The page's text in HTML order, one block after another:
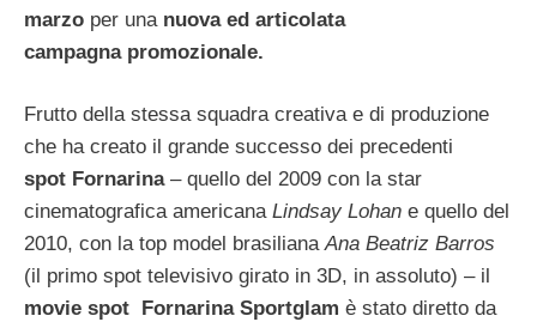
marzo per una nuova ed articolata
campagna promozionale.
Frutto della stessa squadra creativa e di produzione
che ha creato il grande successo dei precedenti
spot Fornarina – quello del 2009 con la star
cinematografica americana Lindsay Lohan e quello del
2010, con la top model brasilianaAna Beatriz Barros
(il primo spot televisivo girato in 3D, in assoluto) – il
movie spot Fornarina Sportglam è stato diretto da